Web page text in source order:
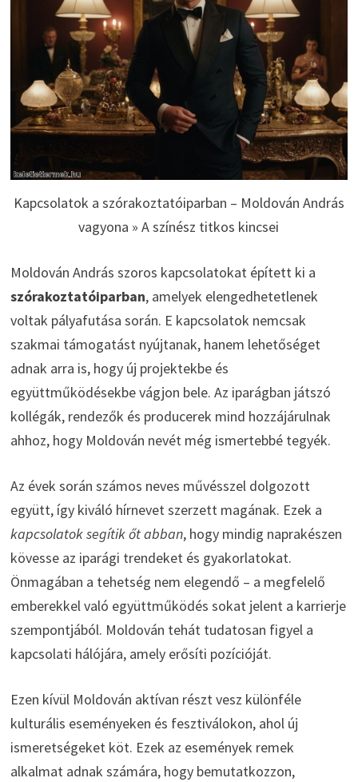
Kapcsolatok a szórakoztatóiparban – Moldován András
vagyona » A színész titkos kincsei
Moldován András szoros kapcsolatokat épített ki a
szórakoztatóiparban, amelyek elengedhetetlenek
voltak pályafutása során. E kapcsolatok nemcsak
szakmai támogatást nyújtanak, hanem lehetőséget
adnak arra is, hogy új projektekbe és
együttműködésekbe vágjon bele. Az iparágban játszó
kollégák, rendezők és producerek mind hozzájárulnak
ahhoz, hogy Moldován nevét még ismertebbé tegyék.
Az évek során számos neves művésszel dolgozott
együtt, így kiváló hírnevet szerzett magának. Ezek a
kapcsolatok segítik őt abban, hogy mindig naprakészen
kövesse az iparági trendeket és gyakorlatokat.
Önmagában a tehetség nem elegendő – a megfelelő
emberekkel való együttműködés sokat jelent a karrierje
szempontjából. Moldován tehát tudatosan figyel a
kapcsolati hálójára, amely erősíti pozícióját.
Ezen kívül Moldován aktívan részt vesz különféle
kulturális eseményeken és fesztiválokon, ahol új
ismeretségeket köt. Ezek az események remek
alkalmat adnak számára, hogy bemutatkozzon,